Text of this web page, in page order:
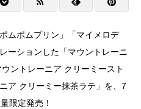
ムポムプリン」「マイメロデ
ーションした「マウントレーニ
ントレーニア クリーミースト
ア クリーミー抹茶ラテ」を、7
限定発売！